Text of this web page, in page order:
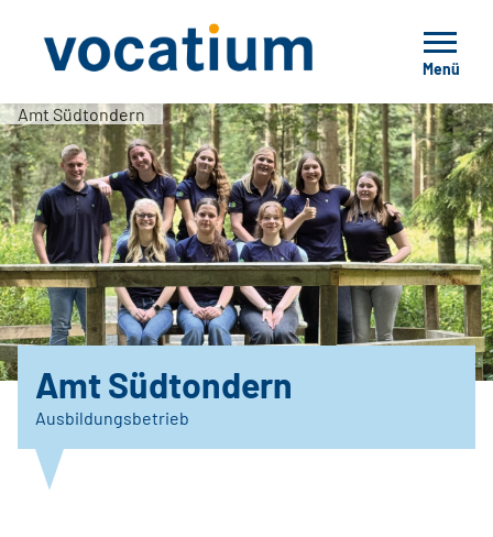
Menü
Amt Südtondern
Amt Südtondern
Ausbildungsbetrieb